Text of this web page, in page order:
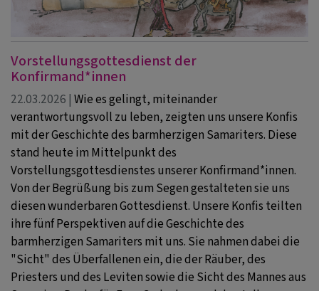
Vorstellungsgottesdienst der
Konfirmand*innen
22.03.2026 | Wie es gelingt, miteinander
verantwortungsvoll zu leben, zeigten uns unsere Konfis
mit der Geschichte des barmherzigen Samariters. Diese
stand heute im Mittelpunkt des
Vorstellungsgottesdienstes unserer Konfirmand*innen.
Von der Begrüßung bis zum Segen gestalteten sie uns
diesen wunderbaren Gottesdienst. Unsere Konfis teilten
ihre fünf Perspektiven auf die Geschichte des
barmherzigen Samariters mit uns. Sie nahmen dabei die
"Sicht" des Überfallenen ein, die der Räuber, des
Priesters und des Leviten sowie die Sicht des Mannes aus